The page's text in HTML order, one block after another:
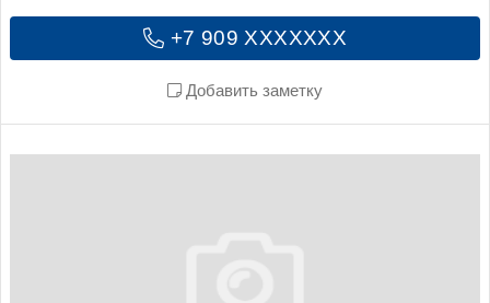
+7 909 XXXXXXX
Добавить заметку